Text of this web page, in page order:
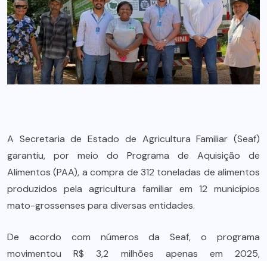
A Secretaria de Estado de Agricultura Familiar (Seaf)
garantiu, por meio do Programa de Aquisição de
Alimentos (PAA), a compra de 312 toneladas de alimentos
produzidos pela agricultura familiar em 12 municípios
mato-grossenses para diversas entidades.
De acordo com números da Seaf, o programa
movimentou R$ 3,2 milhões apenas em 2025,